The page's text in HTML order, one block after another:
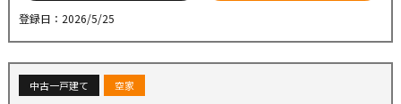
登録日：2026/5/25
中古一戸建て 空家